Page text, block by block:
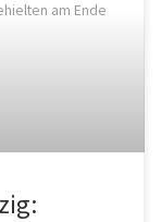
am Ende